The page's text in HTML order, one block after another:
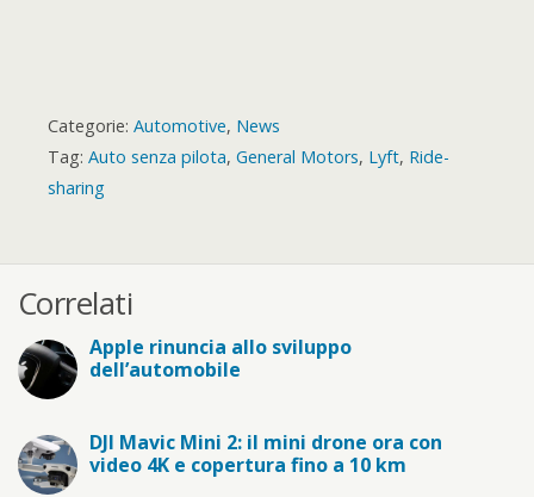
Categorie: Automotive, News
Tag: Auto senza pilota, General Motors, Lyft, Ride-
sharing
Correlati
Apple rinuncia allo sviluppo
dell’automobile
DJI Mavic Mini 2: il mini drone ora con
video 4K e copertura fino a 10 km